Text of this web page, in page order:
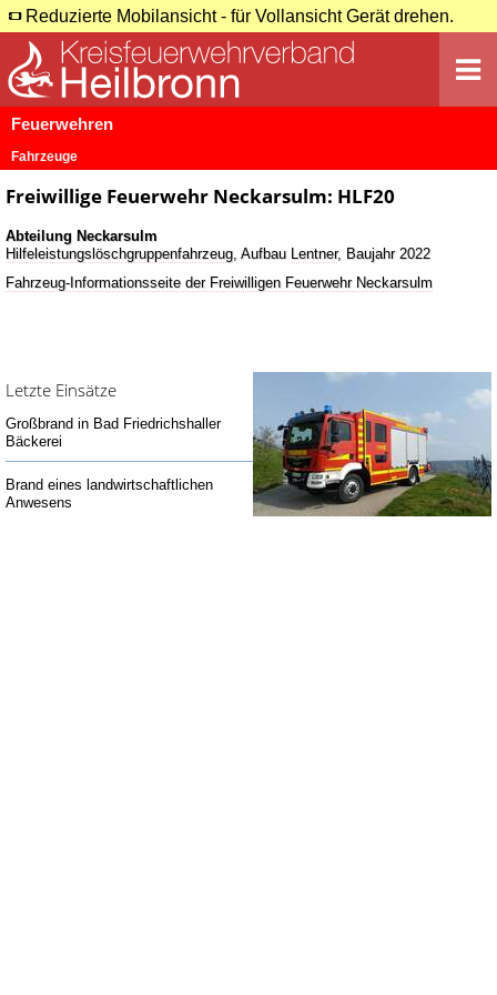
Reduzierte Mobilansicht - für Vollansicht Gerät drehen.
Feuerwehren
Fahrzeuge
Freiwillige Feuerwehr Neckarsulm: HLF20
Abteilung Neckarsulm
Hilfeleistungslöschgruppenfahrzeug , Aufbau Lentner, Baujahr 2022
Fahrzeug-Informationsseite der Freiwilligen Feuerwehr Neckarsulm
Letzte Einsätze
Großbrand in Bad Friedrichshaller
Bäckerei
Brand eines landwirtschaftlichen
Anwesens